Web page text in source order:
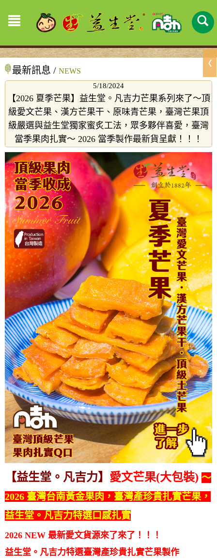
最新訊息 / NEWS
5/18/2024
【2026 夏季芒果】益生堂。凡吉力芒果系列來了～頂
級愛文芒果、漢方芒果干、原味青芒果，臺灣芒果頂
級嚴選與益生堂獨家蜜炙工法，眾多夥伴喜愛，臺灣
當季果肉扎實～ 2026 當季製作最新貨呈獻！！！
【益生堂。凡吉力】 愛文芒果(大包裝) ～
2026 臺灣台南黃金果肉，臺灣產珍貴扎實芒果，
益生堂。凡吉力特選口感扎實
2026 NEW 最新愛文貨源來了來了！！！
益生堂。凡吉力特選臺灣產珍貴扎實芒果製作